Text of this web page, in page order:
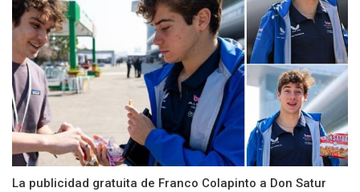
La publicidad gratuita de Franco Colapinto a Don Satur